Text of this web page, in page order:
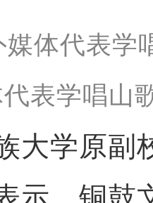
表学唱山
学原副
示，铜鼓